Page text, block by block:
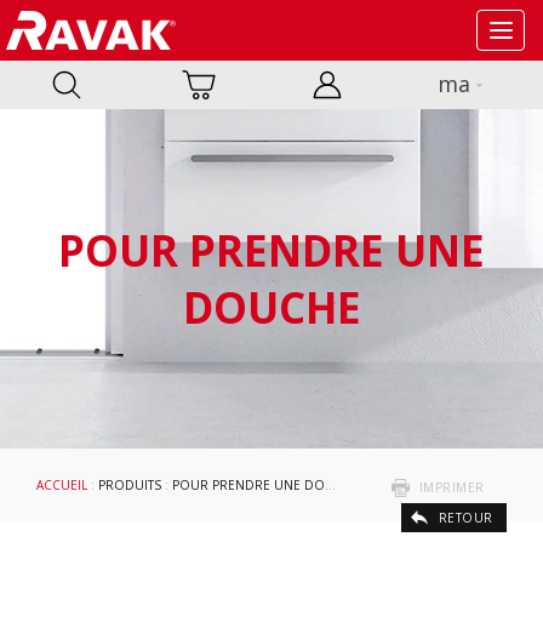
ma
POUR PRENDRE UNE
DOUCHE
IMPRIMER
RETOUR
ACCUEIL : PRODUITS : POUR PRENDRE UNE DOUCHE : PRODUITS DE NETTOYAGE